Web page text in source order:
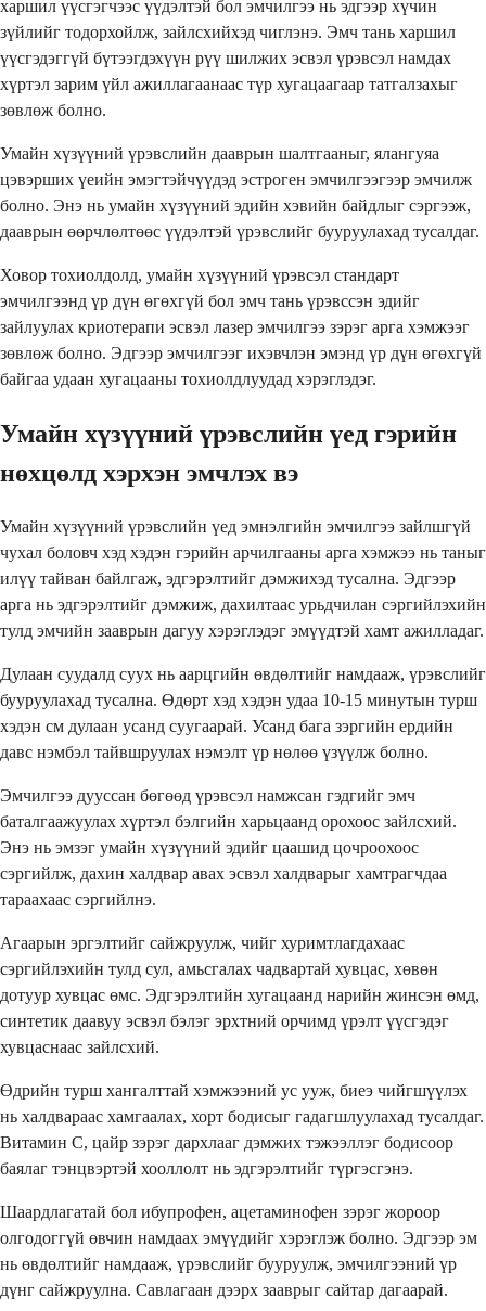
харшил үүсгэгчээс үүдэлтэй бол эмчилгээ нь эдгээр хүчин
зүйлийг тодорхойлж, зайлсхийхэд чиглэнэ. Эмч тань харшил
үүсгэдэггүй бүтээгдэхүүн рүү шилжих эсвэл үрэвсэл намдах
хүртэл зарим үйл ажиллагаанаас түр хугацаагаар татгалзахыг
зөвлөж болно.
Умайн хүзүүний үрэвслийн дааврын шалтгааныг, ялангуяа
цэвэрших үеийн эмэгтэйчүүдэд эстроген эмчилгээгээр эмчилж
болно. Энэ нь умайн хүзүүний эдийн хэвийн байдлыг сэргээж,
дааврын өөрчлөлтөөс үүдэлтэй үрэвслийг бууруулахад тусалдаг.
Ховор тохиолдолд, умайн хүзүүний үрэвсэл стандарт
эмчилгээнд үр дүн өгөхгүй бол эмч тань үрэвссэн эдийг
зайлуулах криотерапи эсвэл лазер эмчилгээ зэрэг арга хэмжээг
зөвлөж болно. Эдгээр эмчилгээг ихэвчлэн эмэнд үр дүн өгөхгүй
байгаа удаан хугацааны тохиолдлуудад хэрэглэдэг.
Умайн хүзүүний үрэвслийн үед гэрийн
нөхцөлд хэрхэн эмчлэх вэ
Умайн хүзүүний үрэвслийн үед эмнэлгийн эмчилгээ зайлшгүй
чухал боловч хэд хэдэн гэрийн арчилгааны арга хэмжээ нь таныг
илүү тайван байлгаж, эдгэрэлтийг дэмжихэд тусална. Эдгээр
арга нь эдгэрэлтийг дэмжиж, дахилтаас урьдчилан сэргийлэхийн
тулд эмчийн зааврын дагуу хэрэглэдэг эмүүдтэй хамт ажилладаг.
Дулаан суудалд суух нь аарцгийн өвдөлтийг намдааж, үрэвслийг
бууруулахад тусална. Өдөрт хэд хэдэн удаа 10-15 минутын турш
хэдэн см дулаан усанд суугаарай. Усанд бага зэргийн ердийн
давс нэмбэл тайвшруулах нэмэлт үр нөлөө үзүүлж болно.
Эмчилгээ дууссан бөгөөд үрэвсэл намжсан гэдгийг эмч
баталгаажуулах хүртэл бэлгийн харьцаанд орохоос зайлсхий.
Энэ нь эмзэг умайн хүзүүний эдийг цаашид цочроохоос
сэргийлж, дахин халдвар авах эсвэл халдварыг хамтрагчдаа
тараахаас сэргийлнэ.
Агаарын эргэлтийг сайжруулж, чийг хуримтлагдахаас
сэргийлэхийн тулд сул, амьсгалах чадвартай хувцас, хөвөн
дотуур хувцас өмс. Эдгэрэлтийн хугацаанд нарийн жинсэн өмд,
синтетик даавуу эсвэл бэлэг эрхтний орчимд үрэлт үүсгэдэг
хувцаснаас зайлсхий.
Өдрийн турш хангалттай хэмжээний ус ууж, биеэ чийгшүүлэх
нь халдвараас хамгаалах, хорт бодисыг гадагшлуулахад тусалдаг.
Витамин С, цайр зэрэг дархлааг дэмжих тэжээллэг бодисоор
баялаг тэнцвэртэй хооллолт нь эдгэрэлтийг түргэсгэнэ.
Шаардлагатай бол ибупрофен, ацетаминофен зэрэг жороор
олгодоггүй өвчин намдаах эмүүдийг хэрэглэж болно. Эдгээр эм
нь өвдөлтийг намдааж, үрэвслийг бууруулж, эмчилгээний үр
дүнг сайжруулна. Савлагаан дээрх зааврыг сайтар дагаарай.